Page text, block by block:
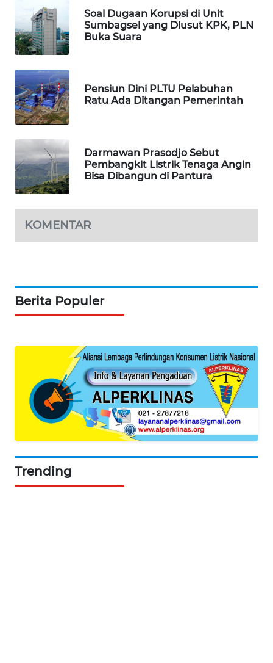
Soal Dugaan Korupsi di Unit
Sumbagsel yang Diusut KPK, PLN
Buka Suara
Pensiun Dini PLTU Pelabuhan
Ratu Ada Ditangan Pemerintah
Darmawan Prasodjo Sebut
Pembangkit Listrik Tenaga Angin
Bisa Dibangun di Pantura
KOMENTAR
Berita Populer
Trending
BERAMPU
NEWS
ANUGERAH
AKHLAK
ID
PERAPKI
NEWS
SONYA
NEWS